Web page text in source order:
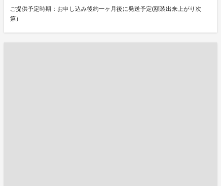
ご提供予定時期：お申し込み後約一ヶ月後に発送予定(額装出来上がり次
第）